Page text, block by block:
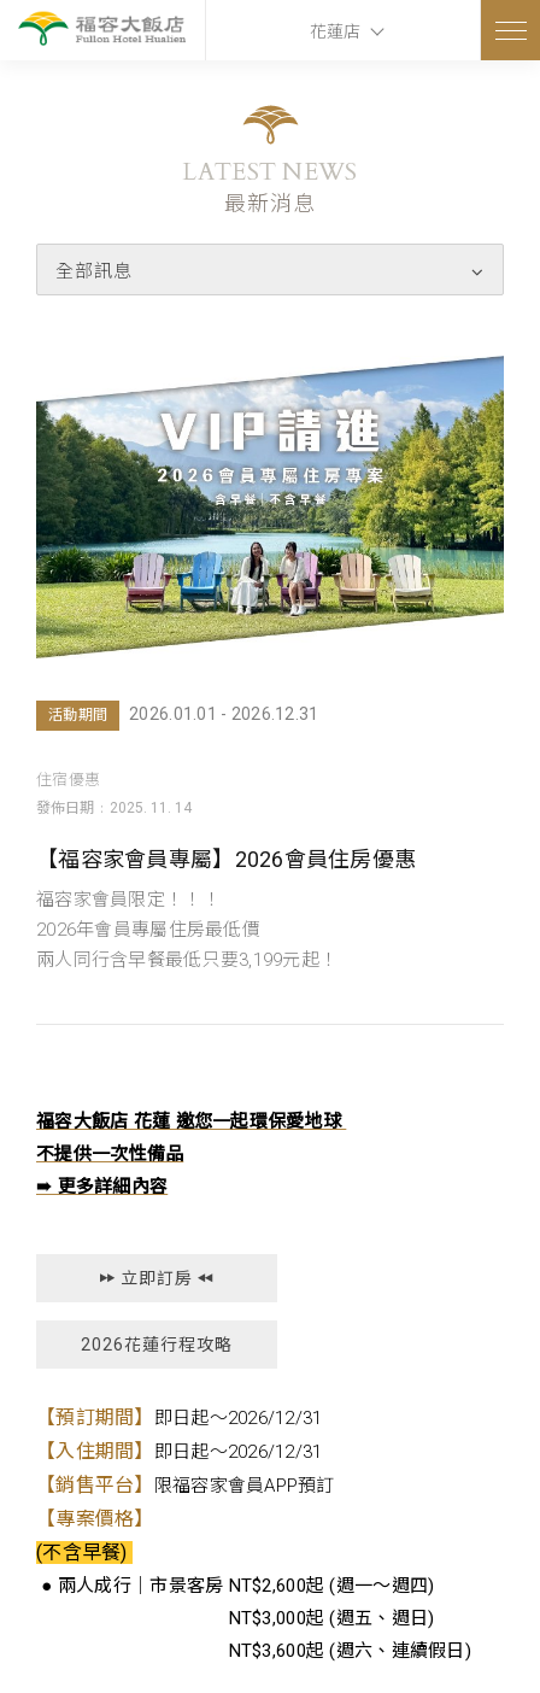
花蓮店
LATEST NEWS
最新消息
全部訊息
活動期間 2026.01.01 - 2026.12.31
住宿優惠
發佈日期 2025. 11. 14
【福容家會員專屬】2026會員住房優惠
福容家會員限定！！！
2026年會員專屬住房最低價
兩人同行含早餐最低只要3,199元起！
福容大飯店 花蓮 邀您一起環保愛地球
不提供一次性備品
➠ 更多詳細內容
立即訂房
2026花蓮行程攻略
【預訂期間】 即日起～2026/12/31
【入住期間】 即日起～2026/12/31
【銷售平台】 限福容家會員APP預訂
【專案價格】
(不含早餐)
● 兩人成行｜市景客房 NT$2,600起 (週一～週四)
NT$3,000起 (週五、週日)
NT$3,600起 (週六、連續假日)